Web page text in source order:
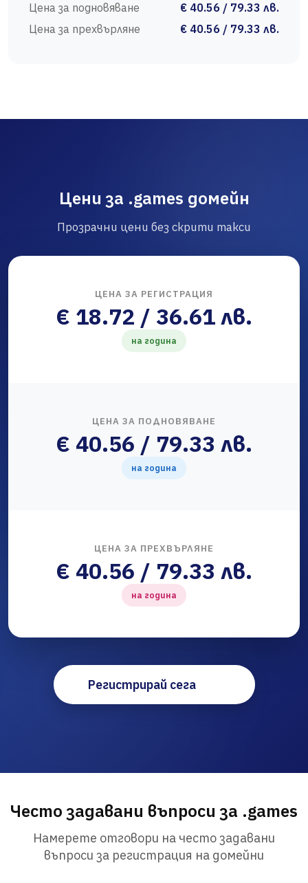
Цена за подновяване
€ 40.56 / 79.33 лв.
Цена за прехвърляне
€ 40.56 / 79.33 лв.
Цени за .games домейн
Прозрачни цени без скрити такси
ЦЕНА ЗА РЕГИСТРАЦИЯ
€ 18.72 / 36.61 лв.
на година
ЦЕНА ЗА ПОДНОВЯВАНЕ
€ 40.56 / 79.33 лв.
на година
ЦЕНА ЗА ПРЕХВЪРЛЯНЕ
€ 40.56 / 79.33 лв.
на година
Регистрирай сега
Често задавани въпроси за .games
Намерете отговори на често задавани
въпроси за регистрация на домейни